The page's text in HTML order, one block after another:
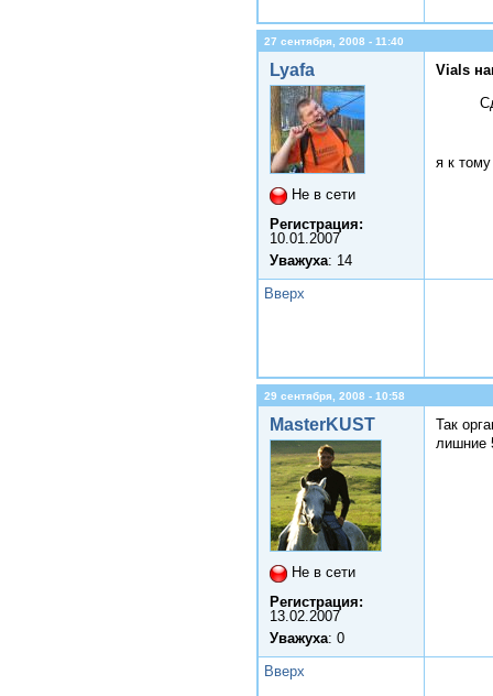
27 сентября, 2008 - 11:40
Lyafa
Не в сети
Регистрация:
10.01.2007
Уважуха: 14
Vials
я к
Вверх
29 сентября, 2008 - 10:58
MasterKUST
Не в сети
Регистрация:
13.02.2007
Уважуха: 0
Так
лишние
Вверх